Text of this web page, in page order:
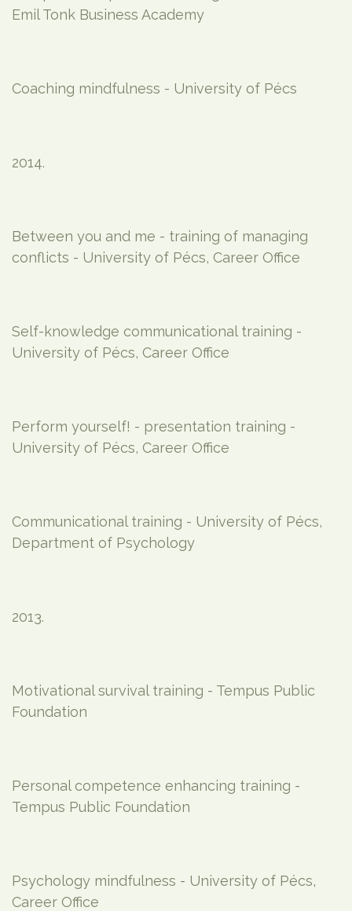
Emil Tonk Business Academy
Coaching mindfulness - University of Pécs
2014.
Between you and me - training of managing
conflicts - University of Pécs, Career Office
Self-knowledge communicational training -
University of Pécs, Career Office
Perform yourself! - presentation training -
University of Pécs, Career Office
Communicational training - University of Pécs,
Department of Psychology
2013.
Motivational survival training - Tempus Public
Foundation
Personal competence enhancing training -
Tempus Public Foundation
Psychology mindfulness - University of Pécs,
Career Office